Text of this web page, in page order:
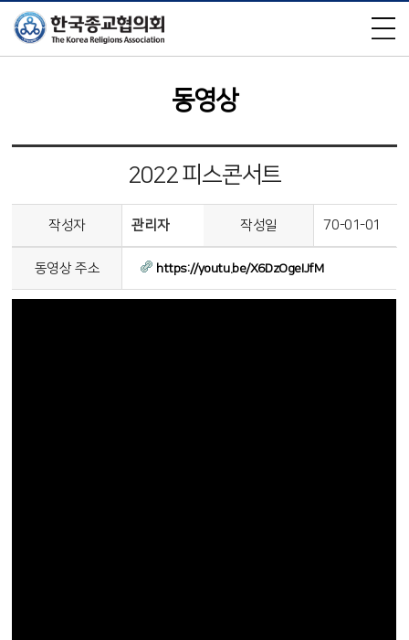
×
동영상
2022 피스콘서트
작성자 관리자 작성일 70-01-01
동영상 주소 https://youtu.be/X6DzOgeIJfM